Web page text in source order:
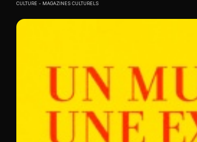
CULTURE MAGAZINES CULTURELS